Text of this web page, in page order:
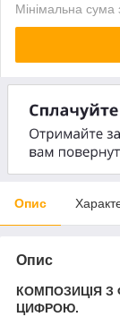
Мінімальна
Опис
Опис
КОМПОЗИЦІЯ З
ЦИФРОЮ.